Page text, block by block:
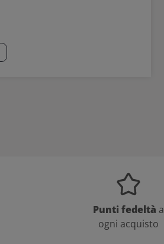
Punti fedeltà a
ogni acquisto